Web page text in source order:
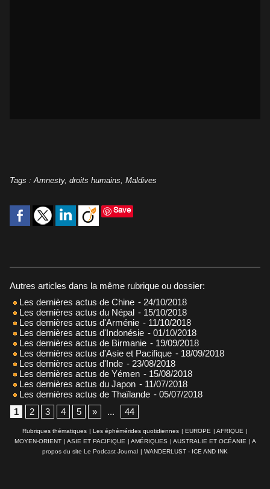
Tags : Amnesty, droits humains Maldives
Save
Autres articles dans la même rubrique ou dossier:
Les dernières actus de Chine - 24/10/2018
Les dernières actus du Népal - 15/10/2018
Les dernières actus d'Arménie - 11/10/2018
Les dernières actus d'Indonésie - 01/10/2018
Les dernières actus de Birmanie - 19/09/2018
Les dernières actus d'Asie et Pacifique - 18/09/2018
Les dernières actus d'Inde - 23/08/2018
Les dernières actus de Yémen - 15/08/2018
Les dernières actus du Japon - 11/07/2018
Les dernières actus de Thaïlande - 05/07/2018
1
2 3 4 5 » ... 44
Rubriques thématiques | Les éphémérides quotidiennes | EUROPE | AFRIQUE |
MOYEN-ORIENT | ASIE ET PACIFIQUE | AMÉRIQUES | AUSTRALIE ET OCÉANIE | A
propos du site Le Podcast Journal | WANDERLUST - ICE AND INK